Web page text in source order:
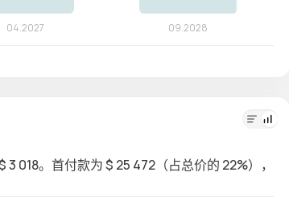
018。首付款为 $ 25 472（占总价的 22%），